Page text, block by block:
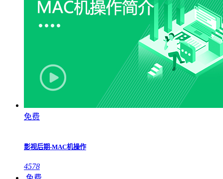
免费
影视后期-MAC机操作
4578